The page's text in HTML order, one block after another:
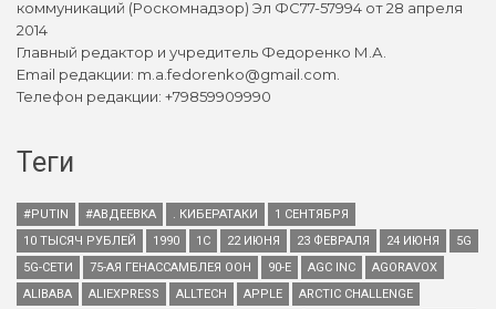
коммуникаций (Роскомнадзор) Эл ФС77-57994 от 28 апреля
2014
Главный редактор и учредитель Федоренко М.А.
Email редакции: m.a.fedorenko@gmail.com.
Телефон редакции: +79859909990
Теги
#PUTIN #АВДЕЕВКА . КИБЕРАТАКИ
1 СЕНТЯБРЯ
10 ТЫСЯЧ РУБЛЕЙ
1990 1С 22 ИЮНЯ 23 ФЕВРАЛЯ 24 ИЮНЯ
5G
5G-СЕТИ
75-АЯ ГЕНАССАМБЛЕЯ ООН 90-Е AGC INC
AGORAVOX
ALIBABA
ALIEXPRESS ALLTECH APPLE
ARCTIC CHALLENGE